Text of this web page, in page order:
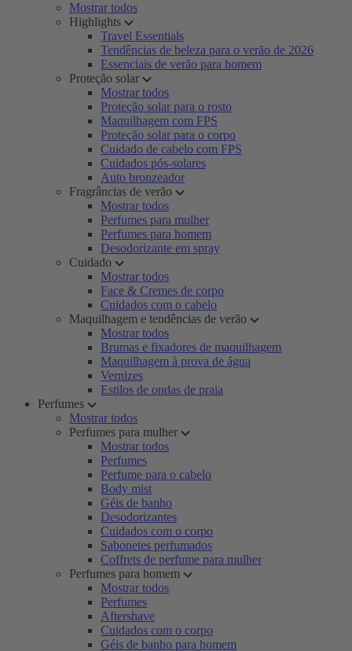
Mostrar todos
Highlights
Travel Essentials
Tendências de beleza para o verão de 2026
Essenciais de verão para homem
Proteção solar
Mostrar todos
Proteção solar para o rosto
Maquilhagem com FPS
Proteção solar para o corpo
Cuidado de cabelo com FPS
Cuidados pós-solares
Auto bronzeador
Fragrâncias de verão
Mostrar todos
Perfumes para mulher
Perfumes para homem
Desodorizante em spray
Cuidado
Mostrar todos
Face & Cremes de corpo
Cuidados com o cabelo
Maquilhagem e tendências de verão
Mostrar todos
Brumas e fixadores de maquilhagem
Maquilhagem à prova de água
Vernizes
Estilos de ondas de praia
Perfumes
Mostrar todos
Perfumes para mulher
Mostrar todos
Perfumes
Perfume para o cabelo
Body mist
Géis de banho
Desodorizantes
Cuidados com o corpo
Sabonetes perfumados
Coffrets de perfume para mulher
Perfumes para homem
Mostrar todos
Perfumes
Aftershave
Cuidados com o corpo
Géis de banho para homem